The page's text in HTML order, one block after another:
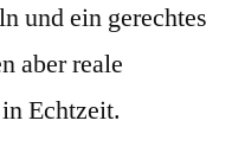
und ein gerechtes
aber reale
Echtzeit.